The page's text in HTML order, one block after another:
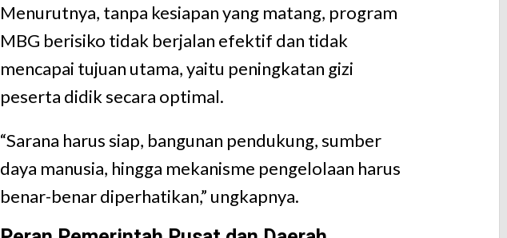
Menurutnya, tanpa kesiapan yang matang, program
MBG berisiko tidak berjalan efektif dan tidak
mencapai tujuan utama, yaitu peningkatan gizi
peserta didik secara optimal.
“Sarana harus siap, bangunan pendukung, sumber
daya manusia, hingga mekanisme pengelolaan harus
benar-benar diperhatikan,” ungkapnya.